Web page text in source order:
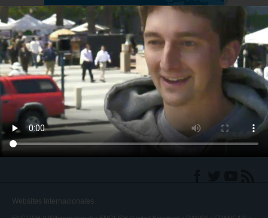
Sudamérica
Norteamérica
Websites Internacionales